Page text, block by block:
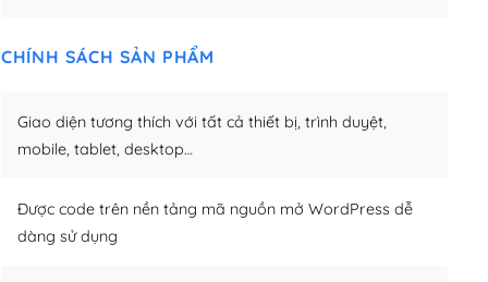
CHÍNH SÁCH SẢN PHẨM
Giao diện tương thích với tất cả thiết bị, trình duyệt,
mobile, tablet, desktop…
Được code trên nền tảng mã nguồn mở WordPress dễ
dàng sử dụng